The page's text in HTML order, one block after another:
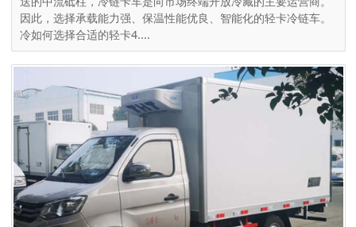
因此，选择承载能力强、保温性能优良、智能化的轻卡冷链车。
冷如何选择合适的轻卡4....